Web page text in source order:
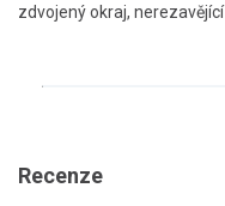
zdvojený okraj,
Recenze